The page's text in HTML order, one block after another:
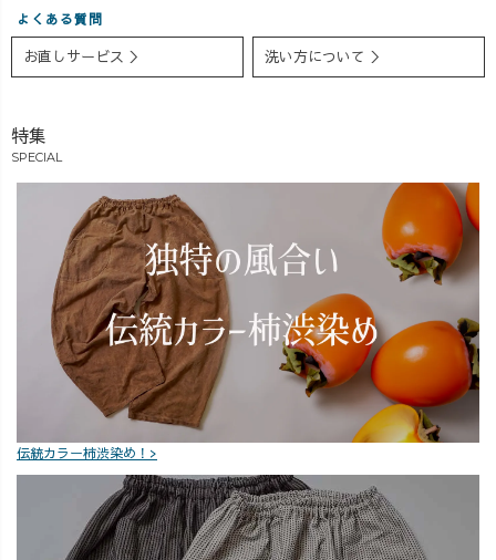
るポイントもお
話ししていま
す。 同じトップ
スでも、 パンツ
せが変わるだけ
で雰囲気はさま
ざま🍒 「自分に
はどのシルエッ
トが合うか
な？」と迷われ
ている方にも、
パンツ選びの参
考にしていただ
ける内容になっ
ています♪ 今回
もたくさんのコ
メントをいただ
き、ありがとう
ございました✨
アーカイブを残
していますの
で、 見逃した方
全国にお届けし
ています♪ 人
気の ・バルーン
ーゼロンT な
ど、定番アイテ
ムが充実🌿
「気になってい
たけど、まだ着
たことがない」
そんな方は、ぜ
ひスターターシ
リーズからはじ
めてみてくださ
い♪ あなた
の“はじめての
UZUiRO”はどの
一枚ですか？
#UZUiRO
な方におすすめ
なのか」「どん
なコーデが楽し
話ししました💬
初めてUZUiRO
のお洋服を選ぶ
方はもちろん、
「次は何を買お
うかな？」と考
えている方にも
参考にしていた
だけると嬉しい
です☺️ アーカイ
ブを残していま
すので、 見逃し
た方もぜひゆっ
くりご覧くださ
い🍃 「このアイ
テムが気にな
よくある質問
お直しサービス ＞ 洗い方について ＞
特集
SPECIAL
伝統カラー柿渋染め！>